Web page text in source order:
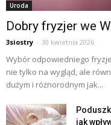
Uroda
Dobry fryzjer we
3siostry - 30 kwietnia 2026
Wybór odpowiedniego
nie tylko na wygląd, ale
dużym i różnorodnym jak...
jak